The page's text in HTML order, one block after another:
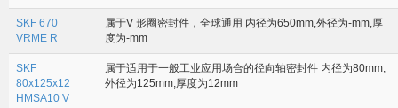
SKF 670
VRME R
属于V 形圈密封件，全球通用 内径为650mm,外径为-mm,厚
度为-mm
SKF
80x125x12
HMSA10 V
属于适用于一般工业应用场合的径向轴密封件 内径为80mm,
外径为125mm,厚度为12mm